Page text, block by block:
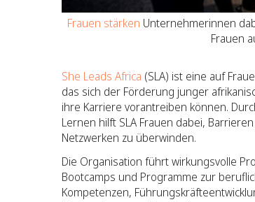
Frauen stärken Unternehmerinnen
Frauen
She Leads Africa (SLA) ist eine auf
das sich der Förderung junger
ihre Karriere vorantreiben können.
Lernen hilft SLA Frauen dabei,
Netzwerken zu überwinden.
Die Organisation führt wirkungsvolle
Bootcamps und Programme zur
Kompetenzen,